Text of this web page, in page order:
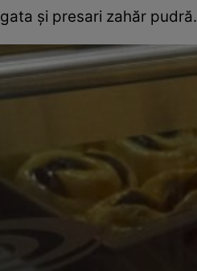
gata şi presari zahăr pudră.